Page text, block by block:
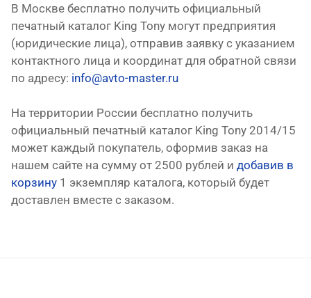
В Москве бесплатно получить официальный
печатный каталог King Tony могут предприятия
(юридические лица), отправив заявку с указанием
контактного лица и координат для обратной связи
по адресу: info@avto-master.ru
На территории России бесплатно получить
официальный печатный каталог King Tony 2014/15
может каждый покупатель, оформив заказ на
нашем сайте на сумму от 2500 рублей и добавив в
корзину 1 экземпляр каталога, который будет
доставлен вместе с заказом.